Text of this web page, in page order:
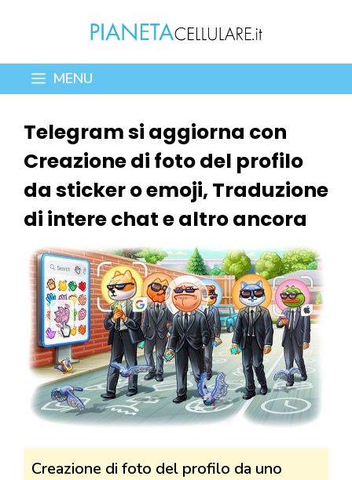
contenuto
MENU
Telegram si aggiorna con
Creazione di foto del profilo
da sticker o emoji, Traduzione
di intere chat e altro ancora
Creazione di foto del profilo da uno